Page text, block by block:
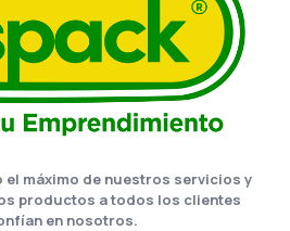
el máximo de nuestros servicios y
productos a todos los clientes
en nosotros.